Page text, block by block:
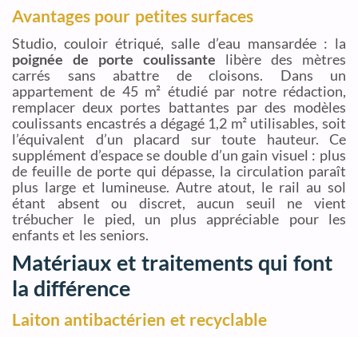
Avantages pour petites surfaces
Studio, couloir étriqué, salle d’eau mansardée : la
poignée de porte coulissante libère des mètres
carrés sans abattre de cloisons. Dans un
appartement de 45 m² étudié par notre rédaction,
remplacer deux portes battantes par des modèles
coulissants encastrés a dégagé 1,2 m² utilisables, soit
l’équivalent d’un placard sur toute hauteur. Ce
supplément d’espace se double d’un gain visuel : plus
de feuille de porte qui dépasse, la circulation paraît
plus large et lumineuse. Autre atout, le rail au sol
étant absent ou discret, aucun seuil ne vient
trébucher le pied, un plus appréciable pour les
enfants et les seniors.
Matériaux et traitements qui font
la différence
Laiton antibactérien et recyclable